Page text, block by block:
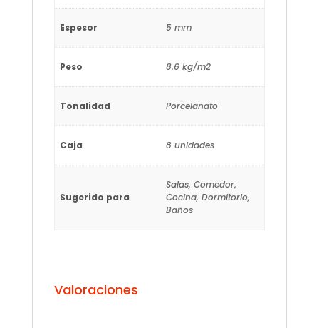
Espesor 5 mm
Peso 8.6 kg/m2
Tonalidad Porcelanato
Caja 8 unidades
Sugerido para
Salas, Comedor,
Cocina, Dormitorio,
Baños
Valoraciones